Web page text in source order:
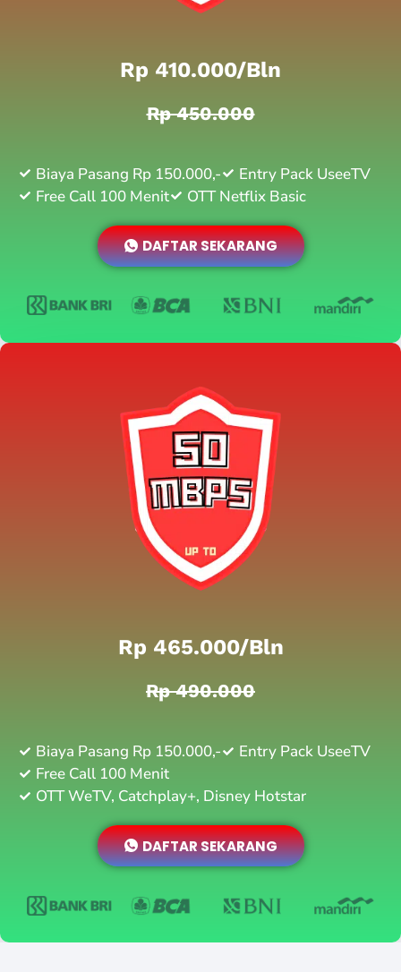
Rp 410.000/bln
Rp 450.000
Biaya Pasang Rp 150.000,-
Entry Pack UseeTV
Free Call 100 Menit
OTT Netflix Basic
DAFTAR SEKARANG
Rp 465.000/bln
Rp 490.000
Biaya Pasang Rp 150.000,-
Entry Pack UseeTV
Free Call 100 Menit
OTT WeTV, Catchplay+, Disney Hotstar
DAFTAR SEKARANG